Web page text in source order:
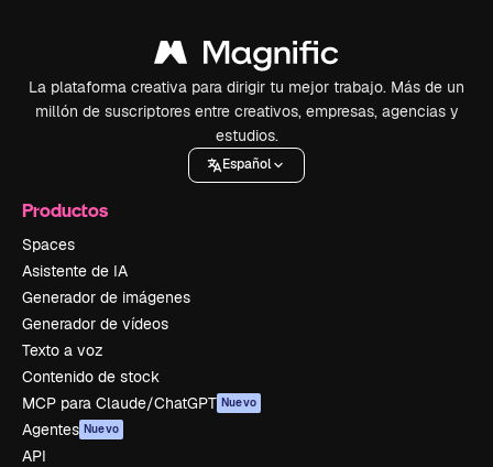
La plataforma creativa para dirigir tu mejor trabajo. Más de un
millón de suscriptores entre creativos, empresas, agencias y
estudios.
Español
Productos
Spaces
Asistente de IA
Generador de imágenes
Generador de vídeos
Texto a voz
Contenido de stock
MCP para Claude/ChatGPT Nuevo
Agentes Nuevo
API